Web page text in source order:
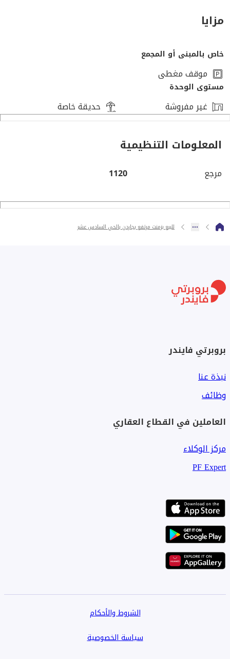
مساحة الجاردن: 130 متر
ريسبشن 3 قطع
مطبخ بمساحة كبيرة
عداد كهرباء 3 فاز
عداد مياه
أدوات صحية ديورافيت (تواليت معلق + أحواض)
حماية حديد على جميع الشبابيك
السعر:
7,000,000 جنيه
مزايا
خاص بالمبنى أو المجمع
موقف مغطى
مستوى الوحدة
غير مفروشة حديقة خاصة
المعلومات التنظيمية
مرجع 1120
للبيع بزمنت مرتفع بجاردن بالحي السادس عشر
بروبرتي فايندر
نبذة عنا
وظائف
العاملين في القطاع العقاري
مركز الوكلاء
PF Expert
الشروط والأحكام
سياسة الخصوصية